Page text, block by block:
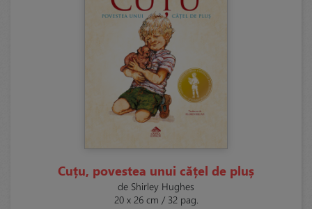
Cuțu, povestea unui cățel de pluș
de Shirley Hughes
20 x 26 cm / 32 pag.